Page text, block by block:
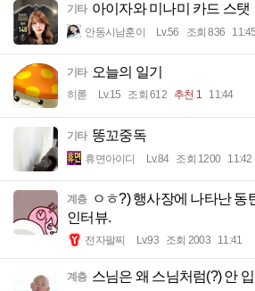
기타 아이자와 미나미 카드 스탯
안동시남훈이 Lv.56 조회 836 11:45
기타 오늘의 일기
히롣 Lv.15 조회 612 추천 1 11:44
기타 똥꼬중독
휴면아이디 Lv.84 조회 1200 11:42
계층
ㅇㅎ?) 행사장에 나타난 동
인터뷰.
전자팔찌 Lv.93 조회 2003 11:41
계층 스님은 왜 스님처럼(?) 안